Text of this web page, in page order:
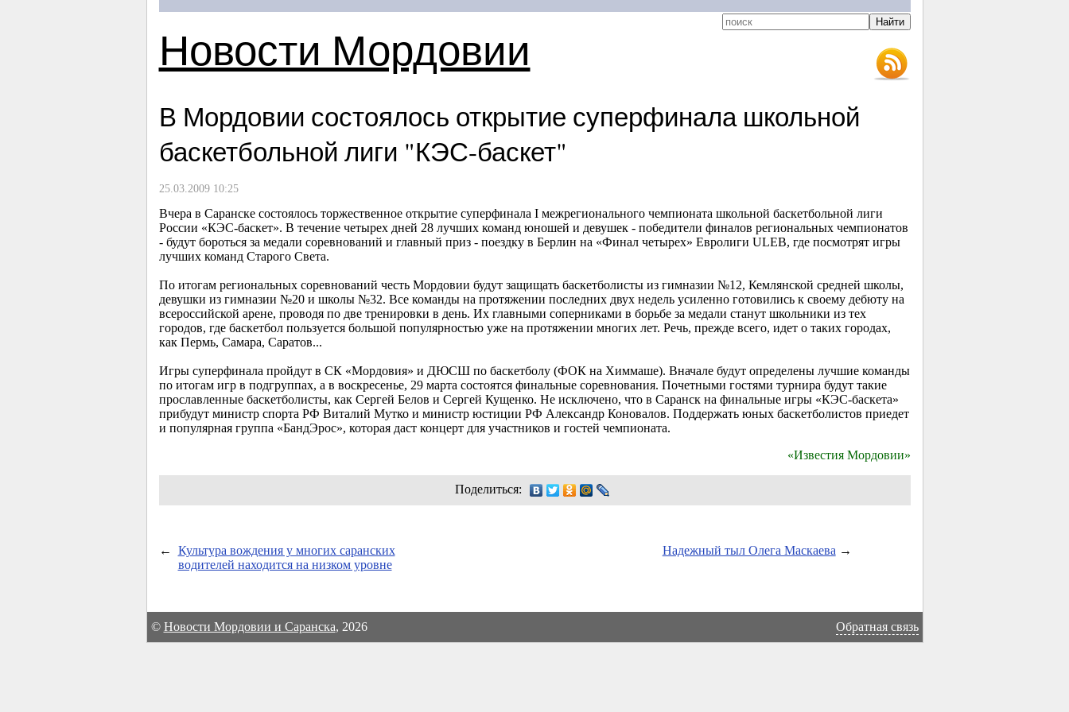
Новости Мордовии
В Мордовии состоялось открытие суперфинала школьной
баскетбольной лиги "КЭС-баскет"
25.03.2009 10:25
Вчера в Саранске состоялось торжественное открытие суперфинала I межрегионального чемпионата школьной баскетбольной лиги
России «КЭС-баскет». В течение четырех дней 28 лучших команд юношей и девушек - победители финалов региональных чемпионатов
- будут бороться за медали соревнований и главный приз - поездку в Берлин на «Финал четырех» Евролиги ULEB, где посмотрят игры
лучших команд Старого Света.
По итогам региональных соревнований честь Мордовии будут защищать баскетболисты из гимназии №12, Кемлянской средней школы,
девушки из гимназии №20 и школы №32. Все команды на протяжении последних двух недель усиленно готовились к своему дебюту на
всероссийской арене, проводя по две тренировки в день. Их главными соперниками в борьбе за медали станут школьники из тех
городов, где баскетбол пользуется большой популярностью уже на протяжении многих лет. Речь, прежде всего, идет о таких городах,
как Пермь, Самара, Саратов...
Игры суперфинала пройдут в СК «Мордовия» и ДЮСШ по баскетболу (ФОК на Химмаше). Вначале будут определены лучшие команды
по итогам игр в подгруппах, а в воскресенье, 29 марта состоятся финальные соревнования. Почетными гостями турнира будут такие
прославленные баскетболисты, как Сергей Белов и Сергей Кущенко. Не исключено, что в Саранск на финальные игры «КЭС-баскета»
прибудут министр спорта РФ Виталий Мутко и министр юстиции РФ Александр Коновалов. Поддержать юных баскетболистов приедет
и популярная группа «БандЭрос», которая даст концерт для участников и гостей чемпионата.
«Известия Мордовии»
Поделиться:
←
Культура вождения у многих саранских
водителей находится на низком уровне
Надежный тыл Олега Маскаева →
© Новости Мордовии и Саранска, 2026 Обратная связь